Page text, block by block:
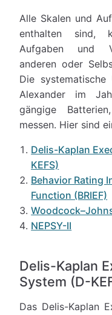
Alle Skalen und
enthalten sind,
Aufgaben und
anderen oder
Die
Alexander im
gängige
messen. Hier sind
Delis-Kaplan
KEFS)
Behavior Rating
Function (BRIEF)
NEPSY-II
Delis-Kaplan
System (D-
Das Delis-Kaplan